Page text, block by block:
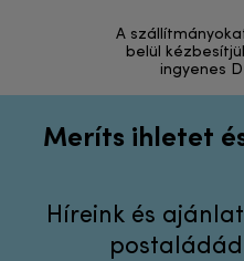
A
belül
ingyenes
Meríts ihletet
Híreink és